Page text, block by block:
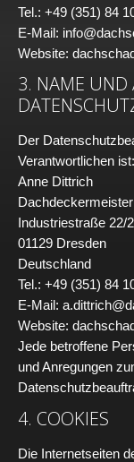
Tel.: +49 (351) 84
E-Mail:
Website:
3. NAME UND
Der
Verantwortlichen ist:
Anne Dittrich
Industriestraße 22/
01129 Dresden
Deutschland
Tel.: +49 (351) 84
E-Mail:
Website:
Jede betroffene
und Anregungen
4. COOKIES
Die Internetseiten